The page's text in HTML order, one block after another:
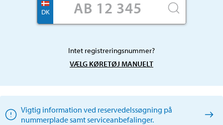
DK
Intet registreringsnummer?
VÆLG KØRETØJ MANUELT
Vigtig information ved reservedelssøgning på
nummerplade samt serviceanbefalinger.